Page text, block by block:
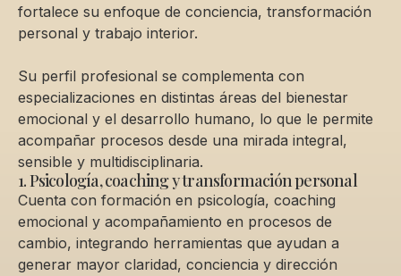
fortalece su enfoque de conciencia, transformación
personal y trabajo interior.
Su perfil profesional se complementa con
especializaciones en distintas áreas del bienestar
emocional y el desarrollo humano, lo que le permite
acompañar procesos desde una mirada integral,
sensible y multidisciplinaria.
1. Psicología, coaching y transformación personal
Cuenta con formación en psicología, coaching
emocional y acompañamiento en procesos de
cambio, integrando herramientas que ayudan a
generar mayor claridad, conciencia y dirección